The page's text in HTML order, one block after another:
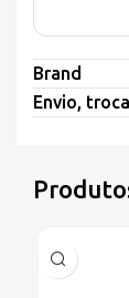
Brand
Envio,